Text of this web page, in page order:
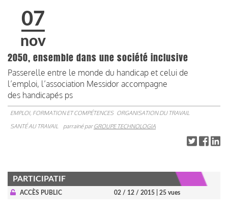
07
nov
2050, ensemble dans une société inclusive
Passerelle entre le monde du handicap et celui de
l’emploi, l’association Messidor accompagne
des handicapés ps
EMPLOI, FORMATION ET COMPÉTENCES ORGANISATION DU TRAVAIL
SANTÉ AU TRAVAIL
parrainé parGROUPE TECHNOLOGIA
PARTICIPATIF
ACCÈS PUBLIC 02 / 12 / 2015 | 25 vues